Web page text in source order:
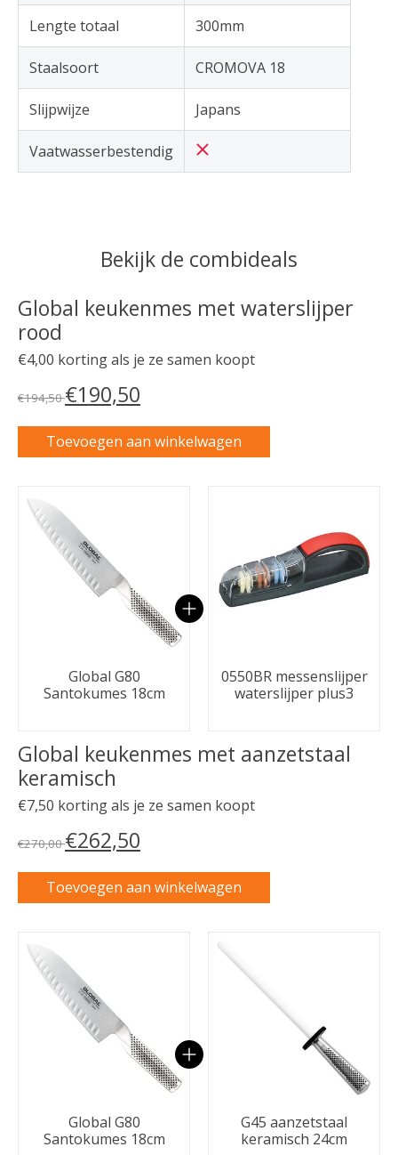
Lengte totaal 300mm
Staalsoort CROMOVA 18
Slijpwijze Japans
Vaatwasserbestendig
Bekijk de combideals
Global keukenmes met waterslijper
rood
€4,00 korting als je ze samen koopt
€194,50€190,50
Toevoegen aan winkelwagen
Carrousel van gebundelde producten
Global G80
Santokumes 18cm
0550BR messenslijper
waterslijper plus3
Global keukenmes met aanzetstaal
keramisch
€7,50 korting als je ze samen koopt
€270,00€262,50
Toevoegen aan winkelwagen
Carrousel van gebundelde producten
Global G80
Santokumes 18cm
G45 aanzetstaal
keramisch 24cm